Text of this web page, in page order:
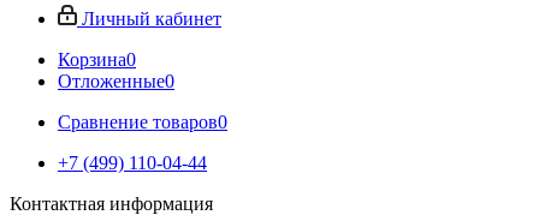
Личный кабинет
Корзина0
Отложенные0
Сравнение товаров0
+7 (499) 110-04-44
Контактная информация